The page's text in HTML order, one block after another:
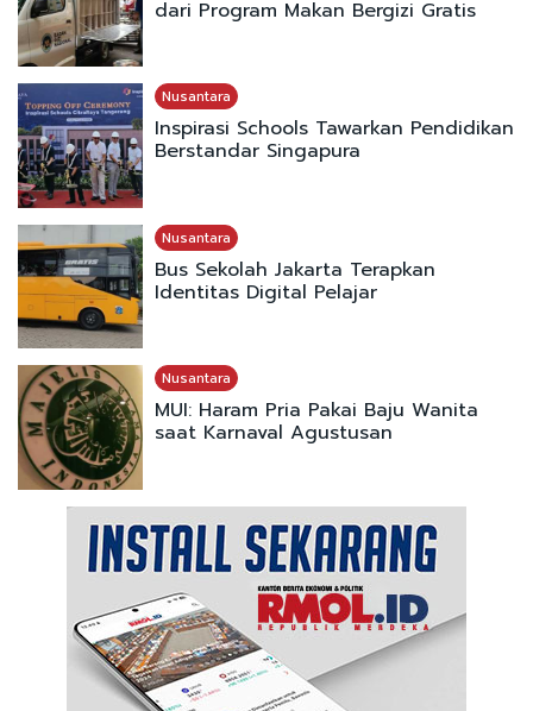
dari Program Makan Bergizi Gratis
Nusantara
Inspirasi Schools Tawarkan Pendidikan
Berstandar Singapura
Nusantara
Bus Sekolah Jakarta Terapkan
Identitas Digital Pelajar
Nusantara
MUI: Haram Pria Pakai Baju Wanita
saat Karnaval Agustusan